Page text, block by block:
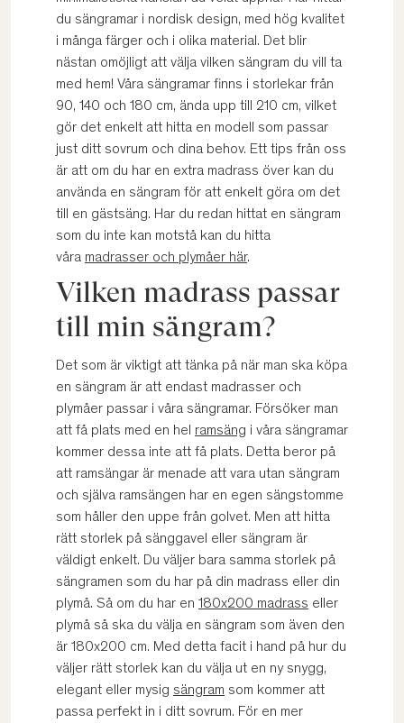
du sängramar i nordisk design, med hög kvalitet
i många färger och i olika material. Det blir
nästan omöjligt att välja vilken sängram du vill ta
med hem! Våra sängramar finns i storlekar från
90, 140 och 180 cm, ända upp till 210 cm, vilket
gör det enkelt att hitta en modell som passar
just ditt sovrum och dina behov. Ett tips från oss
är att om du har en extra madrass över kan du
använda en sängram för att enkelt göra om det
till en gästsäng. Har du redan hittat en sängram
som du inte kan motstå kan du hitta
våra madrasser och plymåer här.
Vilken madrass passar
till min sängram?
Det som är viktigt att tänka på när man ska köpa
en sängram är att endast madrasser och
plymåer passar i våra sängramar. Försöker man
att få plats med en hel ramsäng i våra sängramar
kommer dessa inte att få plats. Detta beror på
att ramsängar är menade att vara utan sängram
och själva ramsängen har en egen sängstomme
som håller den uppe från golvet. Men att hitta
rätt storlek på sänggavel eller sängram är
väldigt enkelt. Du väljer bara samma storlek på
sängramen som du har på din madrass eller din
plymå. Så om du har en 180x200 madrass eller
plymå så ska du välja en sängram som även den
är 180x200 cm. Med detta facit i hand på hur du
väljer rätt storlek kan du välja ut en ny snygg,
elegant eller mysig sängram som kommer att
passa perfekt in i ditt sovrum. För en mer